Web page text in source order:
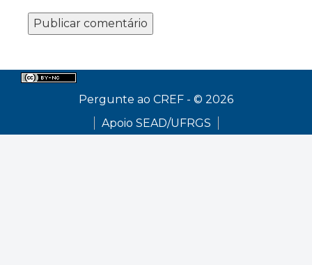
Pergunte ao CREF - © 2026
Apoio SEAD/UFRGS